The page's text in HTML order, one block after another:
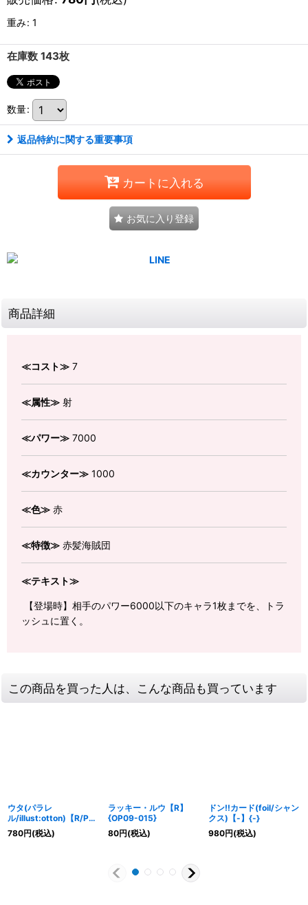
重み: 1
在庫数 143枚
数量:
返品特約に関する重要事項
カートに入れる
お気に入り登録
商品詳細
≪コスト≫ 7
≪属性≫ 射
≪パワー≫ 7000
≪カウンター≫ 1000
≪色≫ 赤
≪特徴≫ 赤髪海賊団
≪テキスト≫
【登場時】相手のパワー6000以下のキャラ1枚までを、トラ
ッシュに置く。
この商品を買った人は、こんな商品も買っています
ウタ(パラレ
ル/illust:otton)【R/P】
{OP09-002}
780円(税込)
ラッキー・ルウ【R】
{OP09-015}
80円(税込)
ドン!!カード(foil/シャン
クス)【-】{-}
980円(税込)